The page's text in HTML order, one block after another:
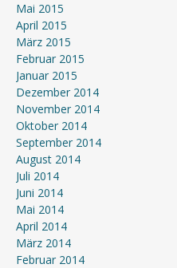
Mai 2015
April 2015
März 2015
Februar 2015
Januar 2015
Dezember 2014
November 2014
Oktober 2014
September 2014
August 2014
Juli 2014
Juni 2014
Mai 2014
April 2014
März 2014
Februar 2014